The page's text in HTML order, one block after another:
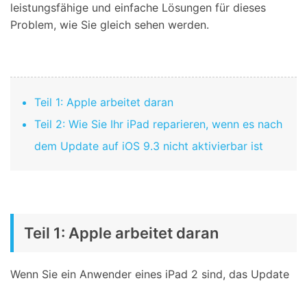
leistungsfähige und einfache Lösungen für dieses
Problem, wie Sie gleich sehen werden.
Teil 1: Apple arbeitet daran
Teil 2: Wie Sie Ihr iPad reparieren, wenn es nach
dem Update auf iOS 9.3 nicht aktivierbar ist
Teil 1: Apple arbeitet daran
Wenn Sie ein Anwender eines iPad 2 sind, das Update